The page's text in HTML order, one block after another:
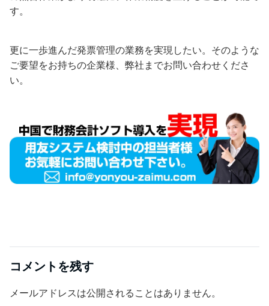
す。
更に一歩進んだ発票管理の業務を実現したい。そのような
ご要望をお持ちの企業様、弊社までお問い合わせくださ
い。
コメントを残す
メールアドレスは公開されることはありません。